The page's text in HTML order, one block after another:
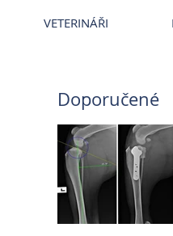
VETERINÁŘI
Doporučené